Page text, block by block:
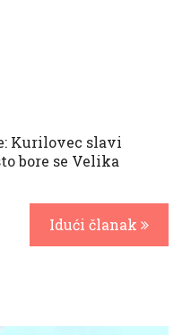
Kurilovec slavi
bore se Velika
Idući članak